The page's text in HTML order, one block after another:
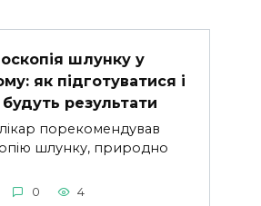
шлунку у
як підготуватися і
результати
порекомендував
шлунку, природно
0 4